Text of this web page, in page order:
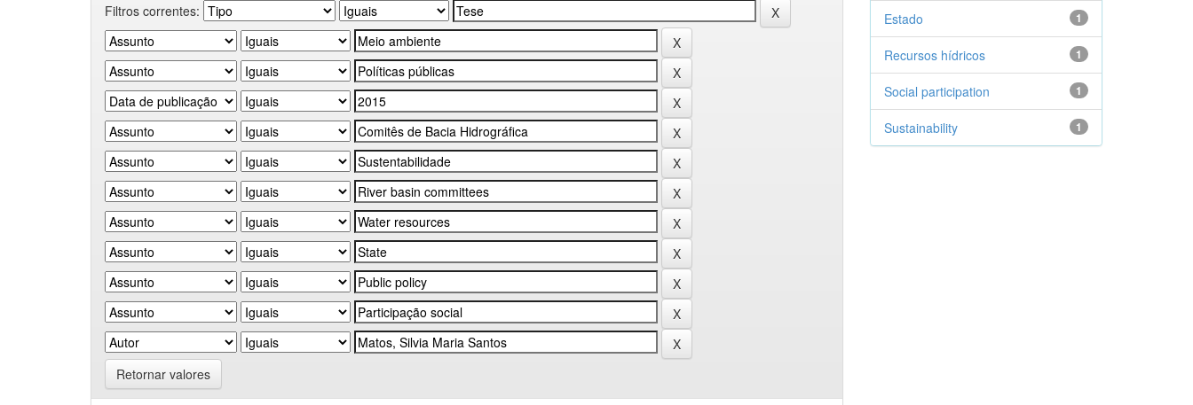
Filtros correntes:
Retornar valores
1
Estado
1
Recursos hídricos
1
Social participation
1
Sustainability